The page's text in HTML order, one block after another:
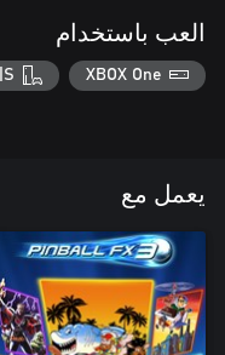
العب باستخدام
XBOX One
يعمل مع